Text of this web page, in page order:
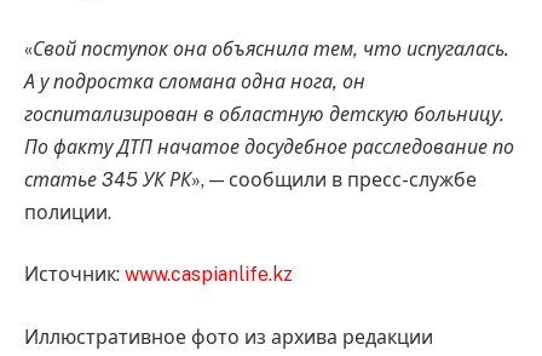
«Свой поступок она объяснила тем, что испугалась.
А у подростка сломана одна нога, он
госпитализирован в областную детскую больницу.
По факту ДТП начатое досудебное расследование по
статье 345 УК РК», — сообщили в пресс-службе
полиции.
Источник: www.caspianlife.kz
Иллюстративное фото из архива редакции